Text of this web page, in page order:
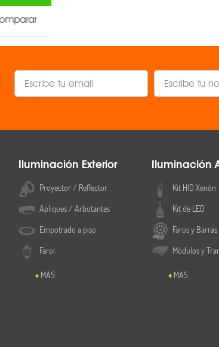
Iluminación Exterior
Proyector / Reflector
Apliques / Arbotantes
Empotrado a piso
Farol
MÁS
Iluminación
Kit HID Xenón
Kit de LED
Faros y Barras
Módulos y
MÁS